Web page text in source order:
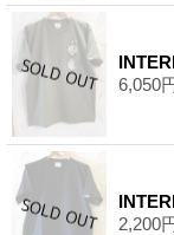
6,050
2,200